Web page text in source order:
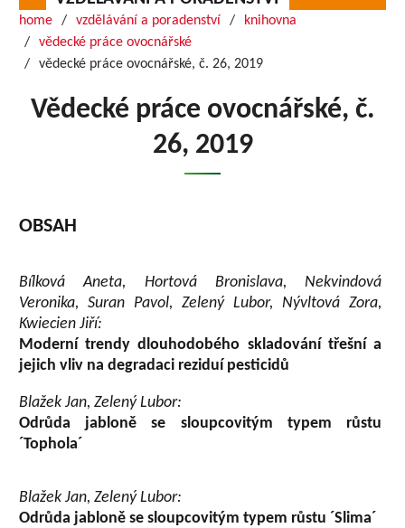
home vzdělávání a poradenství
knihovna
vědecké práce ovocnářské
vědecké práce ovocnářské, č. 26, 2019
Vědecké práce ovocnářské, č.
26, 2019
OBSAH
Bílková Aneta, Hortová Bronislava, Nekvindová
Veronika, Suran Pavol, Zelený Lubor, Nývltová Zora,
Kwiecien Jiří:
Moderní trendy dlouhodobého skladování třešní a
jejich vliv na degradaci reziduí pesticidů
Blažek Jan, Zelený Lubor:
Odrůda jabloně se sloupcovitým typem růstu
´Tophola´
Blažek Jan, Zelený Lubor:
Odrůda jabloně se sloupcovitým typem růstu ´Slima´